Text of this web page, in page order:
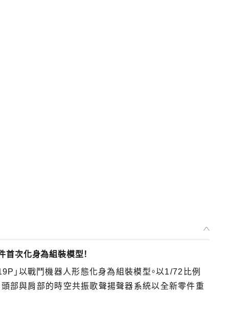
首次化身為組裝模型！
」以戰鬥機器人形態化身為組裝模型。以1/72比例
部與肩部的時空共振歌聲揚聲器系統以全新零件重